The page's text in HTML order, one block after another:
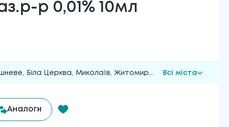
р 0,01% 10мл
, Біла Церква, Миколаїв, Житомир... Всі міста
Аналоги